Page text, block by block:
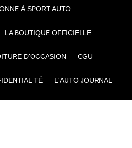
À SPORT AUTO
LA BOUTIQUE OFFICIELLE
D’OCCASION CGU
L'AUTO JOURNAL